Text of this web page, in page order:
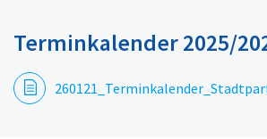
Terminkalender 2025/